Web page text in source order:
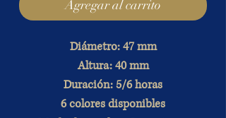
Agregar al carrito
Diámetro: 47 mm
Altura: 40 mm
Duración: 5/6 horas
6 colores disponibles